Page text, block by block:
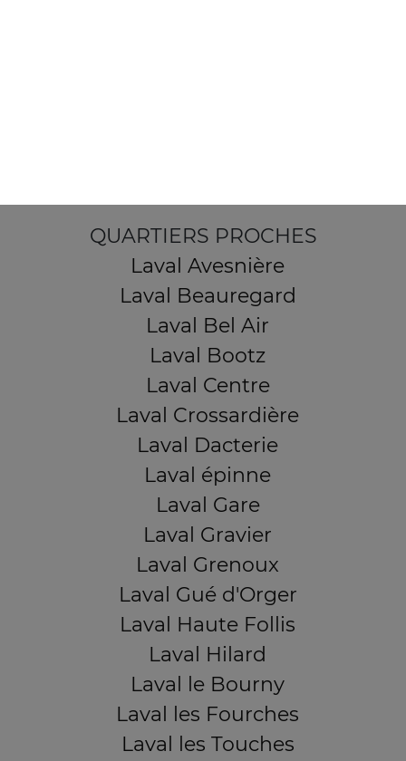
QUARTIERS PROCHES
Laval Avesnière
Laval Beauregard
Laval Bel Air
Laval Bootz
Laval Centre
Laval Crossardière
Laval Dacterie
Laval épinne
Laval Gare
Laval Gravier
Laval Grenoux
Laval Gué d'Orger
Laval Haute Follis
Laval Hilard
Laval le Bourny
Laval les Fourches
Laval les Touches